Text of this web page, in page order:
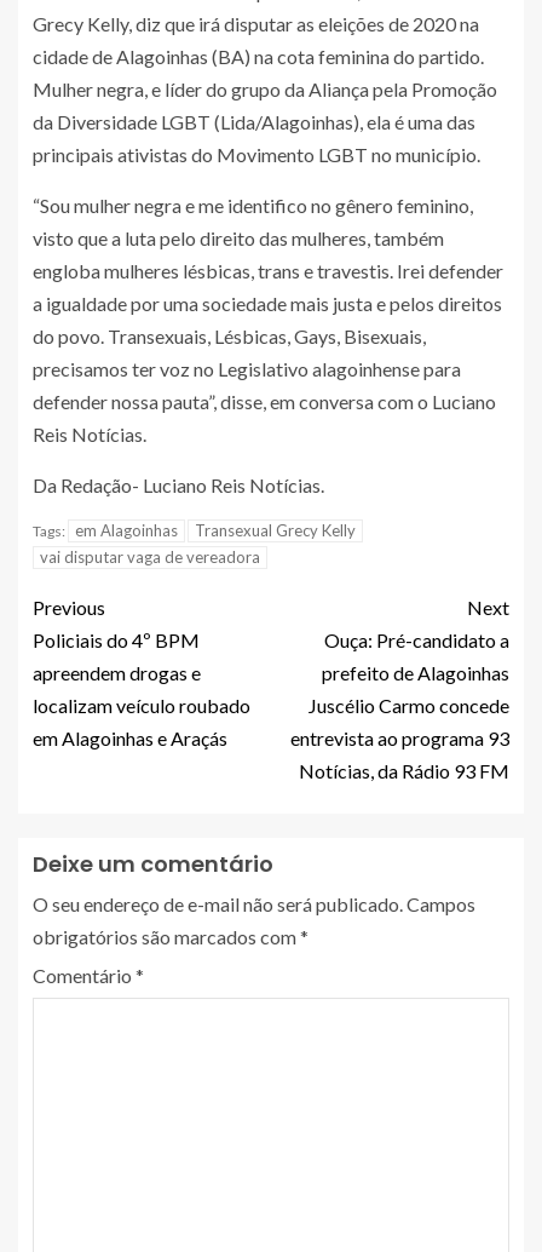
Grecy Kelly, diz que irá disputar as eleições de 2020 na
cidade de Alagoinhas (BA) na cota feminina do partido.
Mulher negra, e líder do grupo da Aliança pela Promoção
da Diversidade LGBT (Lida/Alagoinhas), ela é uma das
principais ativistas do Movimento LGBT no município.
“Sou mulher negra e me identifico no gênero feminino,
visto que a luta pelo direito das mulheres, também
engloba mulheres lésbicas, trans e travestis. Irei defender
a igualdade por uma sociedade mais justa e pelos direitos
do povo. Transexuais, Lésbicas, Gays, Bisexuais,
precisamos ter voz no Legislativo alagoinhense para
defender nossa pauta”, disse, em conversa com o Luciano
Reis Notícias.
Da Redação- Luciano Reis Notícias.
Tags: em Alagoinhas
Transexual Grecy Kelly
vai disputar vaga de vereadora
Previous
Policiais do 4º BPM
apreendem drogas e
localizam veículo roubado
em Alagoinhas e Araçás
Next
Ouça: Pré-candidato a
prefeito de Alagoinhas
Juscélio Carmo concede
entrevista ao programa 93
Notícias, da Rádio 93 FM
Deixe um comentário
O seu endereço de e-mail não será publicado.Campos
obrigatórios são marcados com*
Comentário *